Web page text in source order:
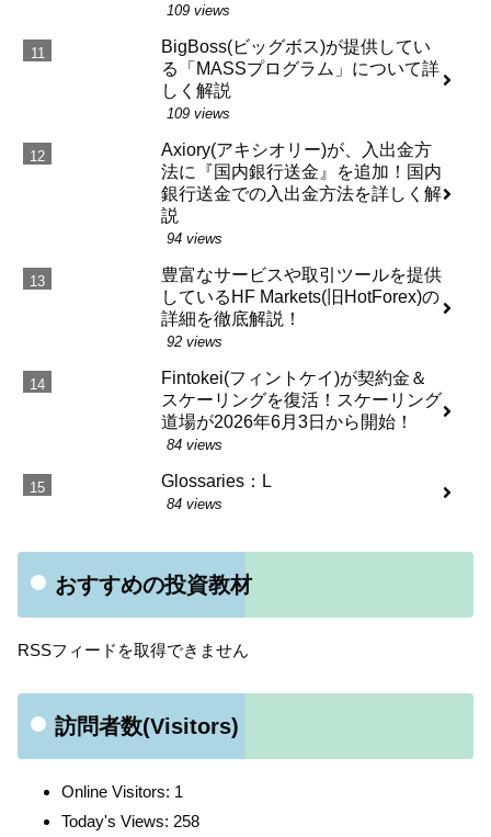
109 views
BigBoss(ビッグボス)が提供してい
る「MASSプログラム」について詳
しく解説
109 views
Axiory(アキシオリー)が、入出金方
法に『国内銀行送金』を追加！国内
銀行送金での入出金方法を詳しく解
説
94 views
豊富なサービスや取引ツールを提供
しているHF Markets(旧HotForex)の
詳細を徹底解説！
92 views
Fintokei(フィントケイ)が契約金＆
スケーリングを復活！スケーリング
道場が2026年6月3日から開始！
84 views
Glossaries：L
84 views
おすすめの投資教材
RSSフィードを取得できません
訪問者数(Visitors)
Online Visitors: 1
Today's Views: 258